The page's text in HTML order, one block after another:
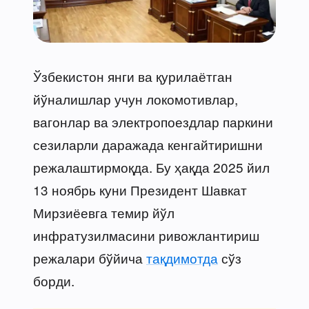
Ўзбекистон янги ва қурилаётган
йўналишлар учун локомотивлар,
вагонлар ва электропоездлар паркини
сезиларли даражада кенгайтиришни
режалаштирмоқда. Бу ҳақда 2025 йил
13 ноябрь куни Президент Шавкат
Мирзиёевга темир йўл
инфратузилмасини ривожлантириш
режалари бўйича тақдимотда сўз
борди.